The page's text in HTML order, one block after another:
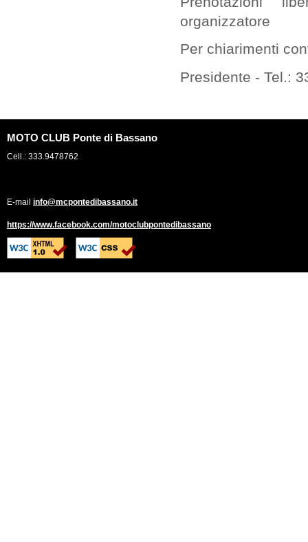
organizzatore
Per chiarimenti
Presidente - Tel.:
MOTO CLUB Ponte di Bassano
Cell.: 333.9478762
E-mail info@mcpontedibassano.it
https://www.facebook.com/motoclubpontedibassano